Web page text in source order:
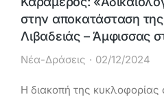
στην αποκατάσταση
Λιβαδειάς – Άμφισσας
Νέα-Δράσεις 02/12/2024
Η διακοπή της κυκλοφορίας